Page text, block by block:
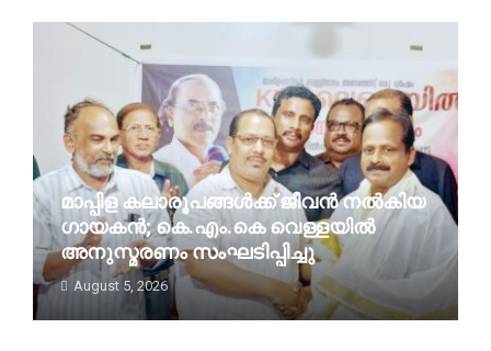
മാപ്പിള കലാരൂപങ്ങൾക്ക് ജീവൻ നൽകിയ
ഗായകൻ; കെ.എം.കെ വെള്ളയിൽ
അനുസ്മരണം സംഘടിപ്പിച്ചു
August 5, 2026
മലപ്പുറം: പ്രശസ്ത മാപ്പിളപ്പാട്ട് ഗായകനായിരുന്ന